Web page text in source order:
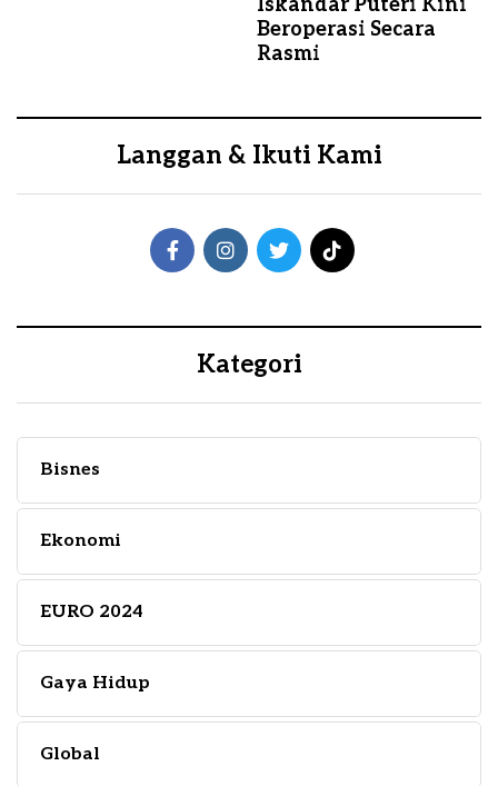
Iskandar Puteri Kini
Beroperasi Secara
Rasmi
Langgan & Ikuti Kami
Kategori
Bisnes
Ekonomi
EURO 2024
Gaya Hidup
Global